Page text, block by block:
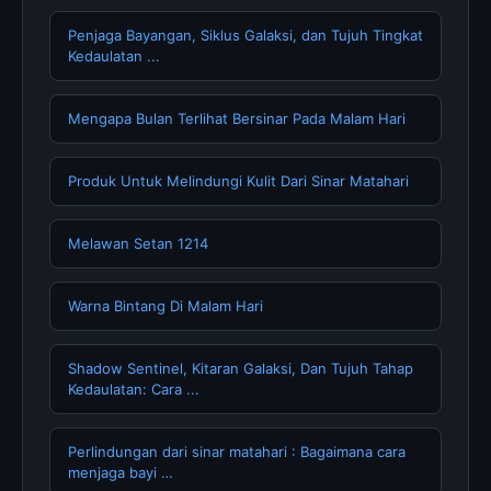
Penjaga Bayangan, Siklus Galaksi, dan Tujuh Tingkat
Kedaulatan ...
Mengapa Bulan Terlihat Bersinar Pada Malam Hari
Produk Untuk Melindungi Kulit Dari Sinar Matahari
Melawan Setan 1214
Warna Bintang Di Malam Hari
Shadow Sentinel, Kitaran Galaksi, Dan Tujuh Tahap
Kedaulatan: Cara ...
Perlindungan dari sinar matahari : Bagaimana cara
menjaga bayi …